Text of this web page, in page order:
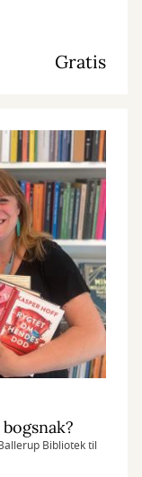
Gratis
Bibliotek til